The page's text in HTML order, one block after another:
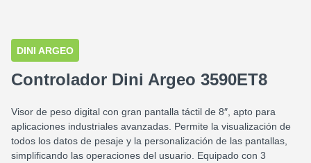
DINI ARGEO
Controlador Dini Argeo 3590ET8
Visor de peso digital con gran pantalla táctil de 8″, apto para
aplicaciones industriales avanzadas. Permite la visualización de
todos los datos de pesaje y la personalización de las pantallas,
simplificando las operaciones del usuario. Equipado con 3